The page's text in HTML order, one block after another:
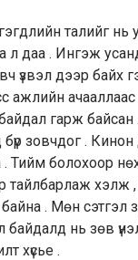
талийг
даа . Ингэж
үзвэл дээр байх
ажлийн
гарж
зовчдог .
болохоор
тайлбарлаж хэлж
. Мөн сэтгэл
байдалд нь зөв
хүсье .